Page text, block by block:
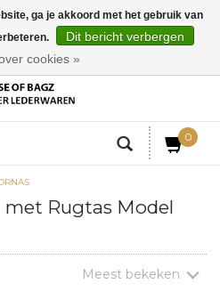
0
Rugtas Model
Meest bekeken
ga je akkoord met het gebruik van
Dit bericht verbergen
cookies »